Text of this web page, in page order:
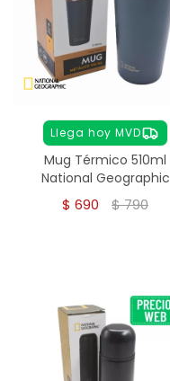
Llega hoy MVD
Mug Térmico 510ml
National Geographic
Acero Inoxidable
$ 690 $790